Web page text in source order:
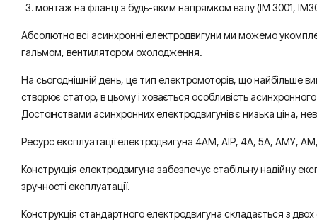
монтаж на фланці з будь-яким напрямком валу (IM 3001,
Абсолютно всі асинхронні електродвигуни ми можемо
гальмом, вентилятором охолодження.
На сьогоднішній день, це тип електромоторів, що найбільше
створює статор, в цьому і ховається особливість
Достоїнствами асинхронних електродвигунів є низька ціна,
Ресурс експлуатації електродвигуна 4АМ, АІР, 4А, 5А, АМУ,
Конструкція електродвигуна забезпечує стабільну надійну
зручності експлуатації.
Конструкція стандартного електродвигуна складається з